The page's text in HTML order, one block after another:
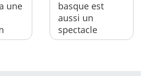
une
basque est
aussi un
spectacle